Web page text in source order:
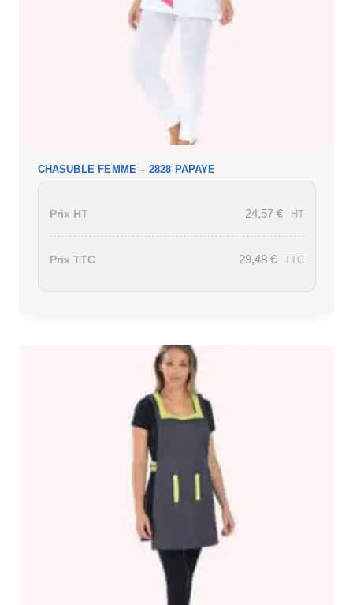
CHASUBLE FEMME – 2828 PAPAYE
Prix HT 24,57 € HT
Prix TTC 29,48 € TTC